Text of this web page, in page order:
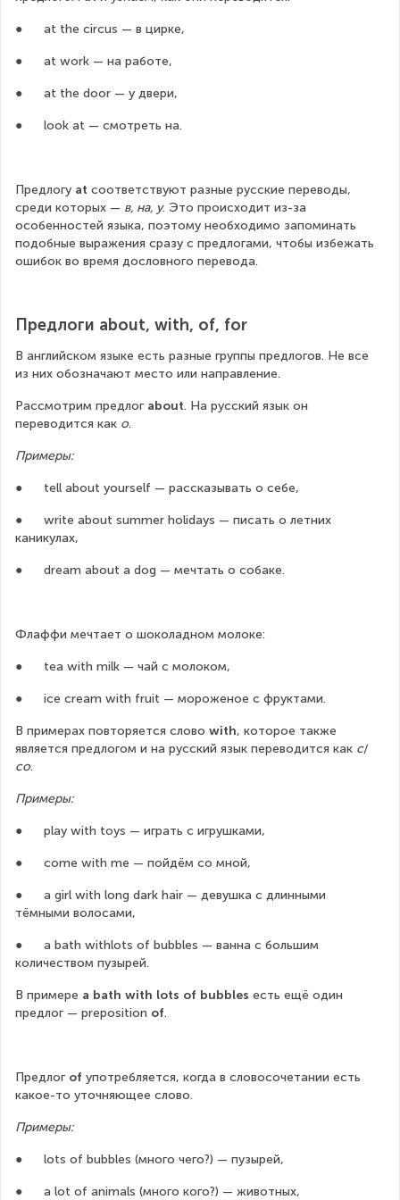
●      at the circus — в цирке,
●      at work — на работе,
●      at the door — у двери,
●      look at — смотреть на.
Предлогу at соответствуют разные русские переводы,
среди которых — в, на, у. Это происходит из-за
особенностей языка, поэтому необходимо запоминать
подобные выражения сразу с предлогами, чтобы избежать
ошибок во время дословного перевода.
Предлоги about, with, of, for
В английском языке есть разные группы предлогов. Не все
из них обозначают место или направление.
Рассмотрим предлог about. На русский язык он
переводится как о.
Примеры:
●      tell about yourself — рассказывать о себе,
●      write about summer holidays — писать о летних
каникулах,
●      dream about a dog — мечтать о собаке.
Флаффи мечтает о шоколадном молоке:
●      tea with milk — чай с молоком,
●      ice cream with fruit — мороженое с фруктами.
В примерах повторяется слово with, которое также
является предлогом и на русский язык переводится как с/
со.
Примеры:
●      play with toys — играть с игрушками,
●      come with me — пойдём со мной,
●      a girl with long dark hair — девушка с длинными
тёмными волосами,
●      a bath withlots of bubbles — ванна с большим
количеством пузырей.
В примере a bath with lots of bubbles есть ещё один
предлог — preposition of.
Предлог of употребляется, когда в словосочетании есть
какое-то уточняющее слово.
Примеры:
●      lots of bubbles (много чего?) — пузырей,
●      a lot of animals (много кого?) — животных,